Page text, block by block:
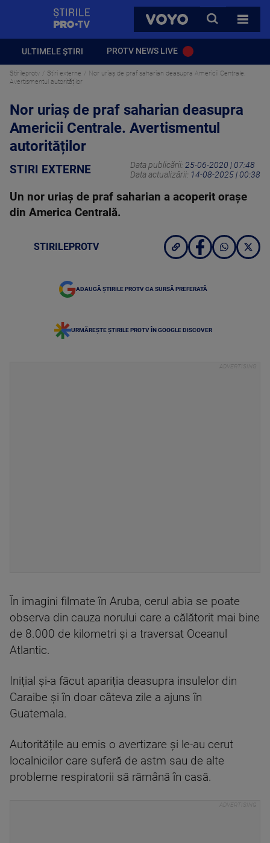
VOYO
CAUTA
TOATE
ULTIMELE ȘTIRI PROTV NEWS LIVE
Stirileprotv Stiri externe
Nor uriaș de praf saharian deasupra Americii Centrale.
Avertismentul autorităților
Nor uriaș de praf saharian deasupra
Americii Centrale. Avertismentul
autorităților
STIRI EXTERNE Data publicării: 25-06-2020 | 07:48
Data actualizării: 14-08-2025 | 00:38
Un nor uriaș de praf saharian a acoperit orașe
din America Centrală.
STIRILEPROTV
ADAUGĂ ȘTIRILE PROTV CA SURSĂ PREFERATĂ
URMĂREȘTE ȘTIRILE PROTV ÎN GOOGLE DISCOVER
În imagini filmate în Aruba, cerul abia se poate
observa din cauza norului care a călătorit mai bine
de 8.000 de kilometri și a traversat Oceanul
Atlantic.
Inițial și-a făcut apariția deasupra insulelor din
Caraibe și în doar câteva zile a ajuns în
Guatemala.
Autoritățile au emis o avertizare și le-au cerut
localnicilor care suferă de astm sau de alte
probleme respiratorii să rămână în casă.